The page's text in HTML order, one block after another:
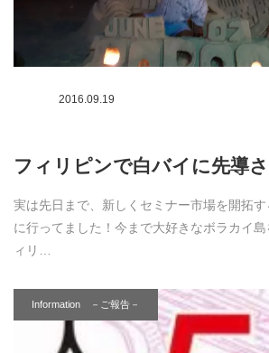
2016.09.19
フィリピンで白バイに先導
実は先日まで、新しくセミナー市場を開拓
に行ってました！今まで大好きなボラカイ
ィリ…
Information －ご報告－